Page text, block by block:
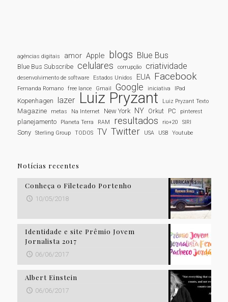
agências digitais amor Apple blogs Blue Bus
Blue Bus Subscribe celulares corrupção criatividade
desenvolvimento de software Estados Unidos EUA Facebook
Fernanda Romano free lance Gmail Google iniciativa IPad
Kopenhagen lazer Luiz Pryzant Luiz Pryzant Texto
Magazine metas Na Internet New York NY Orkut PC pinterest
planejamento Planeta Terra RAM resultados rio+20 SIRI
Sony Sterling Group TODOS TV Twitter USA USB Youtube
Notícias recentes
Conheça o Fileteado Portenho
10/05/2018
Identidade e site Prêmio Jovem
Jornalista 2017
06/06/2017
Albert Einstein
06/06/2017